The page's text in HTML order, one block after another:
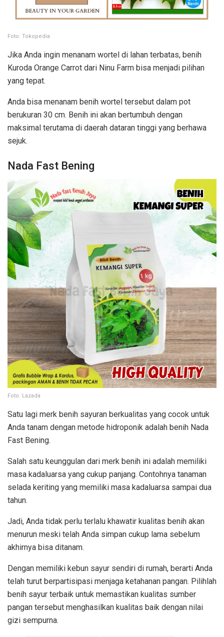
Foto: Tokopedia
Jika Anda ingin menanam wortel di lahan terbatas, benih
Kuroda Orange Carrot dari Ninu Farm bisa menjadi pilihan
yang tepat.
Anda bisa menanam benih wortel tersebut dalam pot
berukuran 30 cm. Benih ini akan bertumbuh dengan
maksimal terutama di daerah dataran tinggi yang berhawa
sejuk.
Nada Fast Bening
Foto: Lazada
Satu lagi merk benih sayuran berkualitas yang cocok untuk
Anda tanam dengan metode hidroponik adalah benih Nada
Fast Bening.
Salah satu keunggulan dari merk benih ini adalah memiliki
masa kadaluarsa yang cukup panjang. Contohnya tanaman
selada keriting yang memiliki masa kadaluarsa sampai dua
tahun.
Jadi, Anda tidak perlu terlalu khawatir kualitas benih akan
menurun meski telah Anda simpan cukup lama sebelum
akhirnya bisa ditanam.
Dengan memiliki kebun sayur sendiri di rumah, berarti Anda
telah turut berpartisipasi menjaga ketahanan pangan. Pilihlah
benih sayur terbaik untuk memastikan kualitas sumber
pangan tersebut menghasilkan kualitas baik dengan nilai
gizi sempurna.